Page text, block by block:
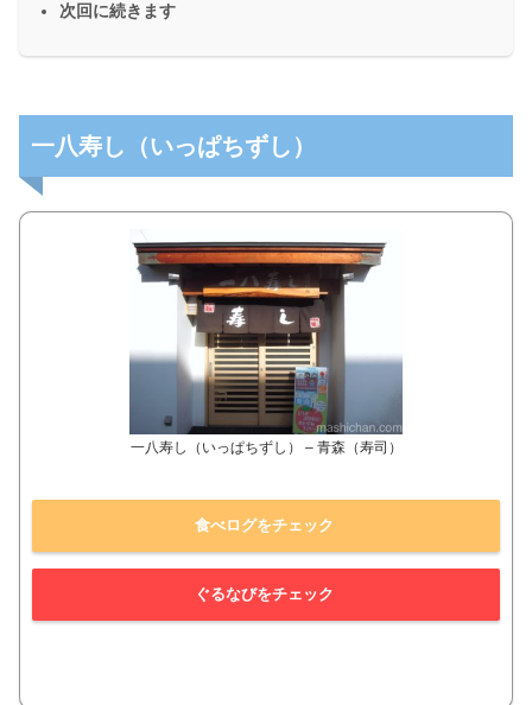
次回に続きます
一八寿し（いっぱちずし）
一八寿し（いっぱちずし） – 青森（寿司）
食べログをチェック
ぐるなびをチェック